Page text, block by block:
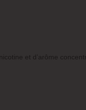
et d’arôme